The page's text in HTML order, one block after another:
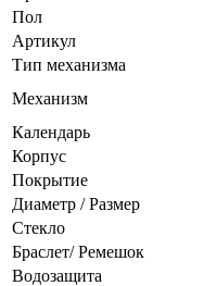
Пол
Артикул
Тип механизма
Механизм
Календарь
Корпус
Покрытие
Диаметр / Размер
Стекло
Браслет/ Ремешок
Водозащита